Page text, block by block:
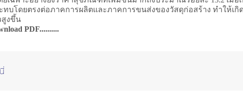
ทบโดยตรงต่อภาคการผลิตและภาคการขนส่งของวัสดุก่อสร้าง ทำให้
สูงขึ้น
PDF..........